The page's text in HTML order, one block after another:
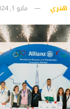
هنري مايو 1, 2024